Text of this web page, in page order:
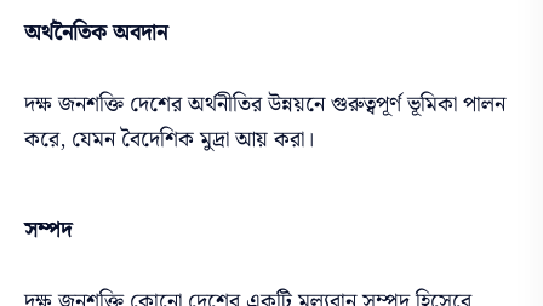
অর্থনৈতিক অবদান
দক্ষ জনশক্তি দেশের অর্থনীতির উন্নয়নে গুরুত্বপূর্ণ ভূমিকা পালন
করে, যেমন বৈদেশিক মুদ্রা আয় করা।
সম্পদ